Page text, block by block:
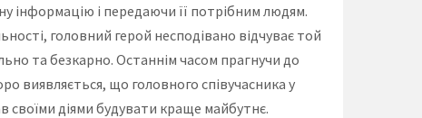
інформацію і передаючи її потрібним людям.
головний герой несподівано відчуває той
та безкарно. Останнім часом прагнучи до
виявляється, що головного співучасника у
своїми діями будувати краще майбутнє.